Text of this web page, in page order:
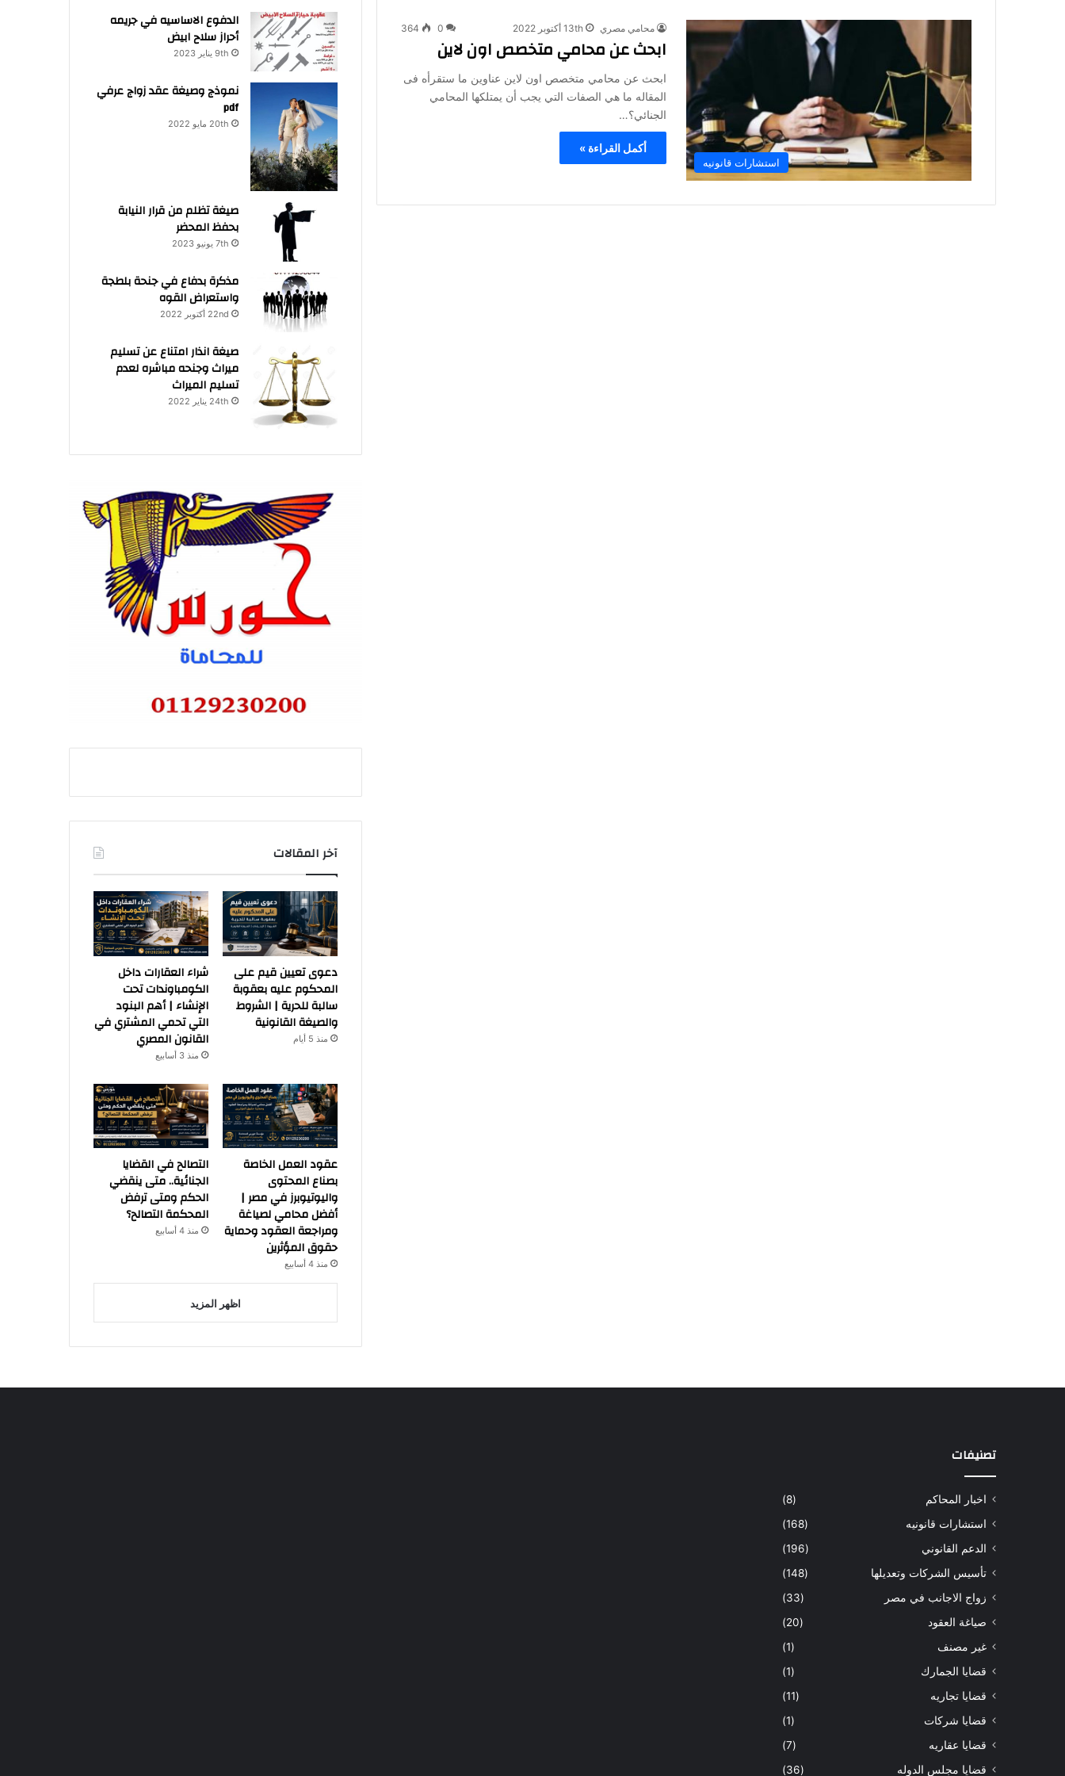
استشارات قانونيه
محامي مصري 13th أكتوبر 2022 0
364
ابحث عن محامي متخصص اون لاين
ابحث عن محامي متخصص اون لاين عناوين ما ستقرأه فى
المقاله ما هي الصفات التي يجب أن يمتلكها المحامي
الجنائي؟…
أكمل القراءة »
الدفوع الاساسيه في جريمه
أحراز سلاح ابيض
9th يناير 2023
نموذج وصيغة عقد زواج عرفي
pdf
20th مايو 2022
صيغة تظلم من قرار النيابة
بحفظ المحضر
7th يونيو 2023
مذكرة بدفاع في جنحة بلطجة
واستعراض القوه
22nd أكتوبر 2022
صيغة انذار امتناع عن تسليم
ميراث وجنحه مباشره لعدم
تسليم الميراث
24th يناير 2022
آخر المقالات
دعوى تعيين قيم على
المحكوم عليه بعقوبة
سالبة للحرية | الشروط
والصيغة القانونية
منذ 5 أيام
شراء العقارات داخل
الكومباوندات تحت
الإنشاء | أهم البنود
التي تحمي المشتري في
القانون المصري
منذ 3 أسابيع
عقود العمل الخاصة
بصناع المحتوى
واليوتيوبرز في مصر |
أفضل محامي لصياغة
ومراجعة العقود وحماية
حقوق المؤثرين
منذ 4 أسابيع
التصالح في القضايا
الجنائية.. متى ينقضي
الحكم ومتى ترفض
المحكمة التصالح؟
منذ 4 أسابيع
اظهر المزيد
تصنيفات
اخبار المحاكم
(8)
استشارات قانونيه
(168)
الدعم القانوني
(196)
تأسيس الشركات وتعديلها
(148)
زواج الاجانب في مصر
(33)
صياغة العقود
(20)
غير مصنف
(1)
قضايا الجمارك
(1)
قضايا تجاريه
(11)
قضايا شركات
(1)
قضايا عقاريه
(7)
قضايا مجلس الدوله
(36)